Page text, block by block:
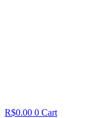
R$0.00 0 Cart